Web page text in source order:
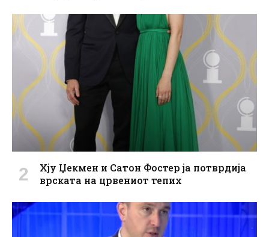
Хју Џекмен и Сатон Фостер ја потврдија
врската на црвениот тепих